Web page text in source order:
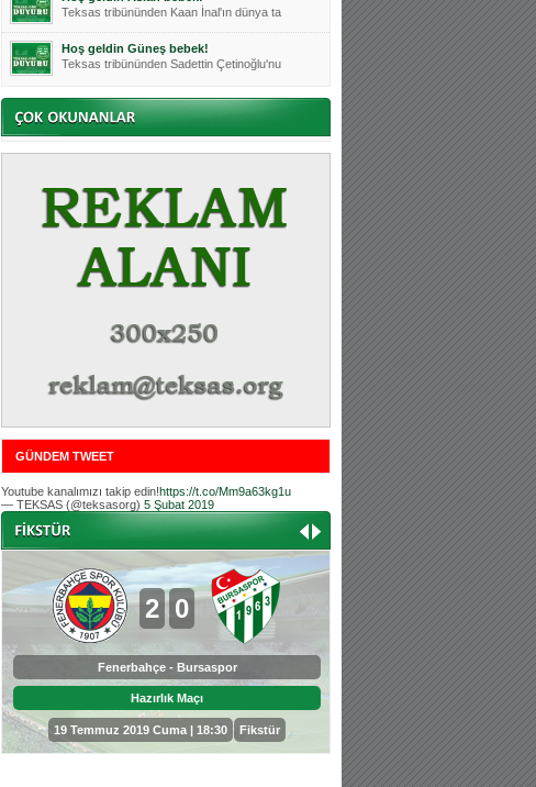
Teksas tribününden Kaan İnal'ın dünya ta
Hoş geldin Güneş bebek!
Teksas tribününden Sadettin Çetinoğlu'nu
Mutluluklar Ceyhun Tetik
Teksas tribünlerinin sevilen isimlerinde
Bursasporumuzun önü açılsın is
Hoş geldin Alaz Bebek!
Teksas.org sistem yöneticisi, ekibimizin
Hoş geldin Göktuğ Bebek!
Teksas.org ekibimizden ve tribünlerimizi
Teksas tribünlerinden Basri İleri'nin dü
Hoş geldin Kerem Bebek!
Tribünlerimizden Mesut Ulusoy'un (Duka)
Hoş geldin Aslan bebek!
Teksas tribününden Kaan İnal'ın dünya ta
Hoş geldin Güneş bebek!
Teksas tribününden Sadettin Çetinoğlu'nu
GÜNDEM TWEET
Youtube kanalımızı takip edin!https://t.co/Mm9a63kg1u
— TEKSAS (@teksasorg) 5 Şubat 2019
2 0
Fenerbahçe - Bursaspor
Hazırlık Maçı
19 Temmuz 2019 Cuma | 18:30 Fikstür
0 3
Bursaspor - Sepahan
Hazırlık Maçı
25 Temmuz 2019 Perşembe |